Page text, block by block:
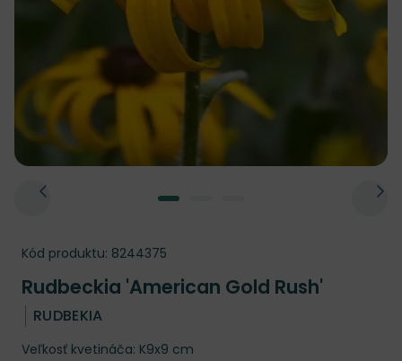
Kód produktu: 8244375
Rudbeckia 'American Gold Rush'
RUDBEKIA
Veľkosť kvetináča: K9x9 cm